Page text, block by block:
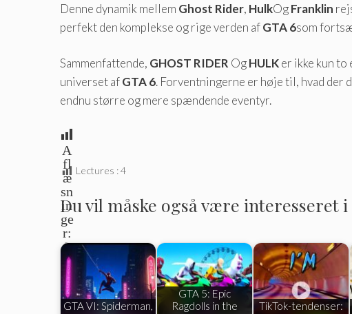
Denne dynamik mellem Ghost Rider, HulkOgFranklin
perfekt den komplekse og rige verden afGTA 6som
Sammenfattende, GHOST RIDER OgHULKer ikke kun
universet afGTA 6. Forventningerne er høje til, hvad der
endnu større og mere spændende eventyr.
A
fl
æ
sn
in
ge
r:
0
Lectures :4
Du vil måske også være interesseret
GTA VI: Spiderman,
GTA 5: Epic
Ragdolls in the
TikTok-tendenser: